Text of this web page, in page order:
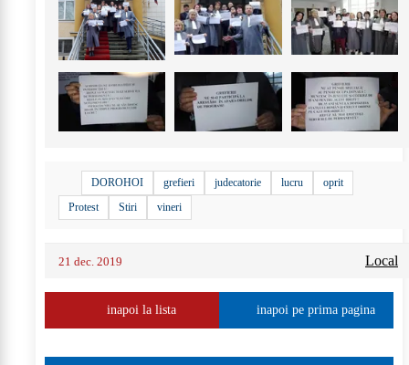
DOROHOI grefieri judecatorie lucru
oprit
Protest
Stiri vineri
21 dec. 2019 Local
inapoi la lista inapoi pe prima pagina